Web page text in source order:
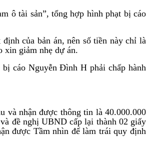
ô tài sản”, tổng hợp hình phạt bị cáo
của bản án, nên số tiền này chỉ là
xin giảm nhẹ dự án.
cáo Nguyễn Đình H phải chấp hành
và nhận được thông tin là 40.000.000
đề nghị UBND cấp lại thành 02 giấy
được Tầm nhìn để làm trái quy định